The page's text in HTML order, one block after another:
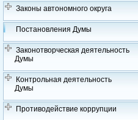
Законы автономного округа
Постановления Думы
Законотворческая деятельность
Думы
Контрольная деятельность
Думы
Противодействие коррупции